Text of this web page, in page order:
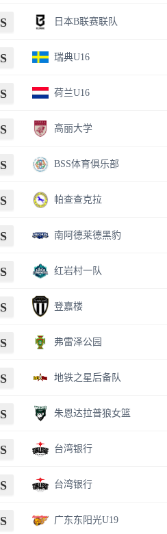
S 日本B联赛联队
S 瑞典U16
S 荷兰U16
S 高丽大学
S BSS体育俱乐部
S 帕查查克拉
S 南阿德莱德黑豹
S 红岩村一队
S 登嘉楼
S 弗雷泽公园
S 地铁之星后备队
S 朱恩达拉普狼女篮
S 台湾银行
S 台湾银行
S 广东东阳光U19